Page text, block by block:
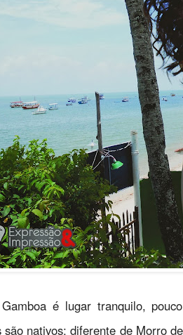
é lugar tranquilo,
são nativos; diferente de Morro